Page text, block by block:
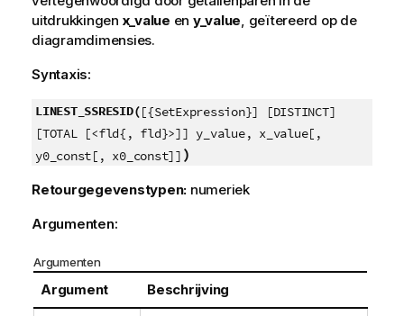
uitdrukkingen x_value en y_value, geïtereerd op de
diagramdimensies.
Syntaxis:
LINEST_SSRESID([{SetExpression}] [DISTINCT]
[TOTAL [<fld{, fld}>]] y_value, x_value[,
y0_const[, x0_const]] )
Retourgegevenstypen: numeriek
Argumenten:
Argumenten
Argument Beschrijving